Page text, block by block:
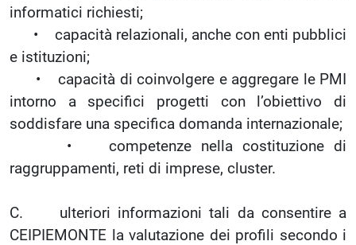
informatici richiesti;
• capacità relazionali, anche con enti pubblici
e istituzioni;
• capacità di coinvolgere e aggregare le PMI
intorno a specifici progetti con l’obiettivo di
soddisfare una specifica domanda internazionale;
• competenze nella costituzione di
raggruppamenti, reti di imprese, cluster.
C. ulteriori informazioni tali da consentire a
CEIPIEMONTE la valutazione dei profili secondo i